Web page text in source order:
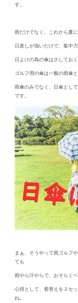
す。
雨だけでなく、これから夏
日差しが強いだけで、集中
日よけの為の傘はさしてお
ゴルフ用の傘は一般の雨傘
雨傘のみでなく、日傘とし
です。
まぁ、そうやって雨ゴルフ
ても
雨やら汗やらで、おそらく
心得として、着替えを２セ
ね。